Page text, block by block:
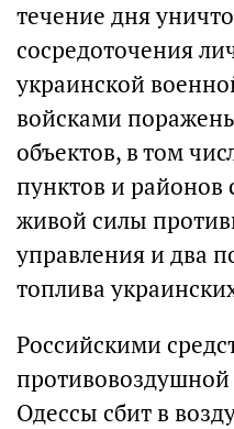
течение дня
сосредоточения
украинской
войсками
объектов, в том
пунктов и районов
живой силы
управления и два
топлива
Российскими
Одессы сбит в